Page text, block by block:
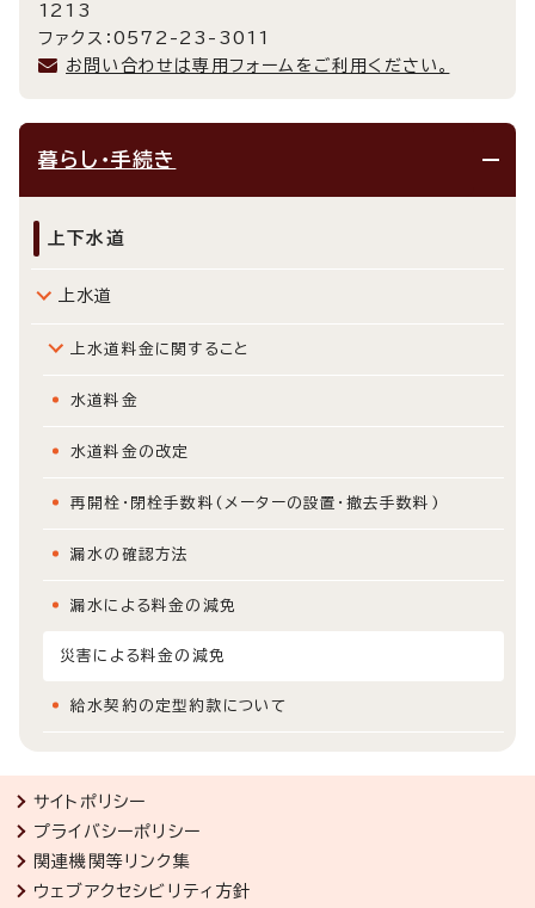
1213
ファクス：0572-23-3011
お問い合わせは専用フォームをご利用ください。
暮らし・手続き
上下水道
上水道
上水道料金に関すること
水道料金
水道料金の改定
再開栓・閉栓手数料(メーターの設置・撤去手数料)
漏水の確認方法
漏水による料金の減免
災害による料金の減免
給水契約の定型約款について
サイトポリシー
プライバシーポリシー
関連機関等リンク集
ウェブアクセシビリティ方針